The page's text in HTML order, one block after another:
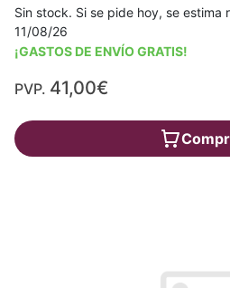
Sin stock. Si se pide hoy, se estima
11/08/26
¡GASTOS DE ENVÍO GRATIS!
PVP. 41,00€